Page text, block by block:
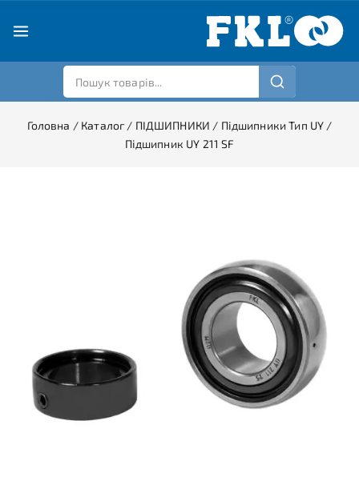
Головна / Каталог / ПІДШИПНИКИ / Підшипники Тип UY /
Підшипник UY 211 SF